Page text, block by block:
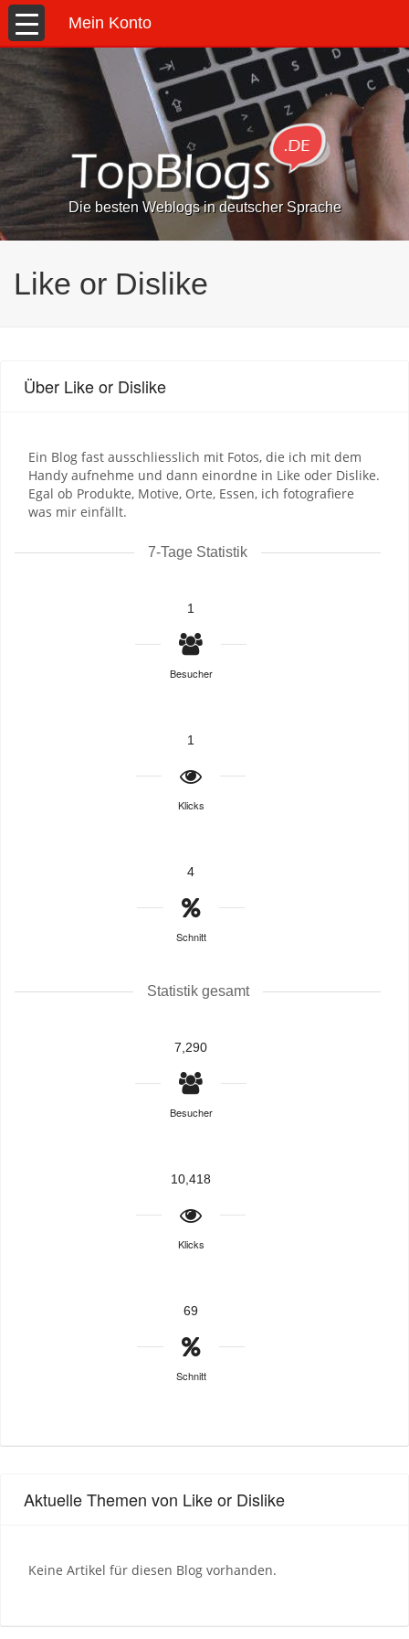
Mein Konto
Die besten Weblogs in deutscher Sprache
Like or Dislike
Über Like or Dislike
Ein Blog fast ausschliesslich mit Fotos, die ich mit dem
Handy aufnehme und dann einordne in Like oder Dislike.
Egal ob Produkte, Motive, Orte, Essen, ich fotografiere
was mir einfällt.
7-Tage Statistik
1
Besucher
1
Klicks
4
Schnitt
Statistik gesamt
7,290
Besucher
10,418
Klicks
69
Schnitt
Aktuelle Themen von Like or Dislike
Keine Artikel für diesen Blog vorhanden.